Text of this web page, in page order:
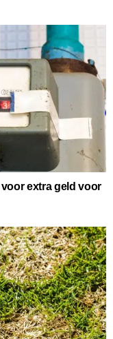
extra geld voor